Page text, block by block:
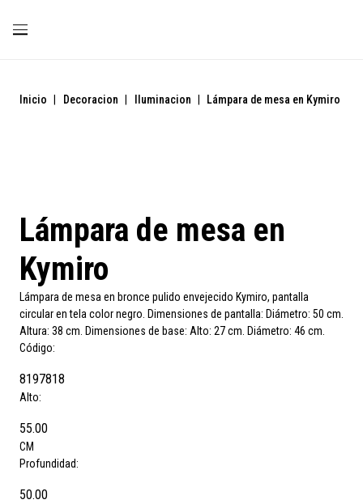
Inicio Decoracion Iluminacion Lámpara de mesa en Kymiro
Lámpara de mesa en
Kymiro
Lámpara de mesa en bronce pulido envejecido Kymiro, pantalla
circular en tela color negro. Dimensiones de pantalla: Diámetro: 50 cm.
Altura: 38 cm. Dimensiones de base: Alto: 27 cm. Diámetro: 46 cm.
Código:
8197818
Alto:
55.00
CM
Profundidad:
50.00